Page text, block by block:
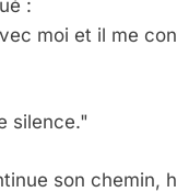
:
moi et il me
silence."
son chemin,